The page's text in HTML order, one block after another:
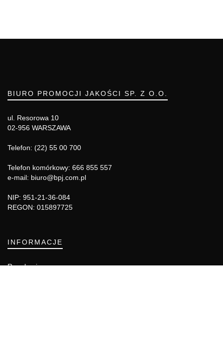
BIURO PROMOCJI JAKOŚCI SP. Z O.O.
ul. Resorowa 10
02-956 WARSZAWA
Telefon: (22) 55 00 700
Telefon komórkowy: 666 855 557
e-mail: biuro@bpj.com.pl
NIP: 951-21-36-084
REGON: 015897725
INFORMACJE
Regulamin